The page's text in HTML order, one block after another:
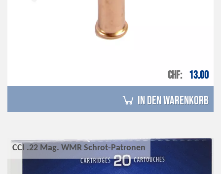
CHF 13.00
in den Warenkorb
CCI .22 Mag. WMR Schrot-Patronen